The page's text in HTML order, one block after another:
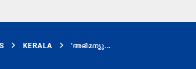
chevron_right KERALA chevron_right 'അഭിമന്യു...